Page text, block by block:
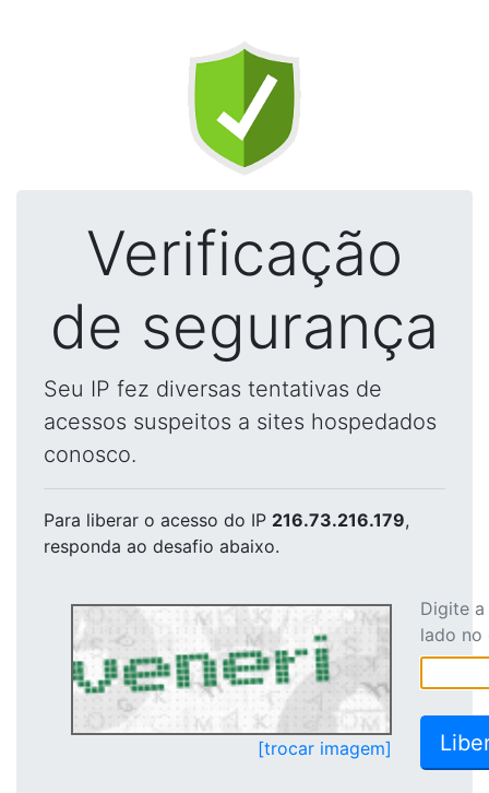
Verificação
de segurança
Seu IP fez diversas tentativas de
acessos suspeitos a sites hospedados
conosco.
Para liberar o acesso do IP 216.73.216.179,
responda ao desafio abaixo.
[trocar imagem]
Digite
lado no